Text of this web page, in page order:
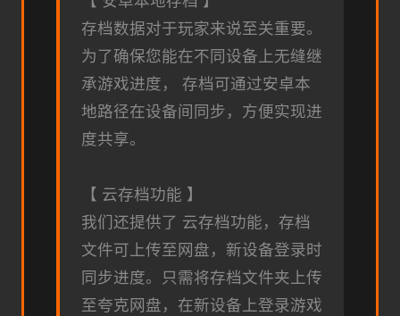
存档数据对于玩家来说至关重要。
为了确保您能在不同设备上无缝继
承游戏进度， 存档可通过安卓本
地路径在设备间同步，方便实现进
度共享。
【 云存档功能 】
我们还提供了 云存档功能，存档
文件可上传至网盘，新设备登录时
同步进度。只需将存档文件夹上传
至夸克网盘，在新设备上登录游戏